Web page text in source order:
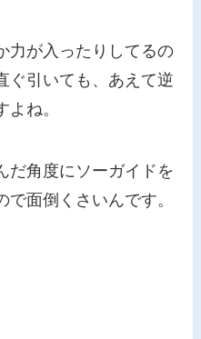
力が入ったりしてるの
ぐ引いても、あえて逆
ね。
だ角度にソーガイドを
面倒くさいんです。